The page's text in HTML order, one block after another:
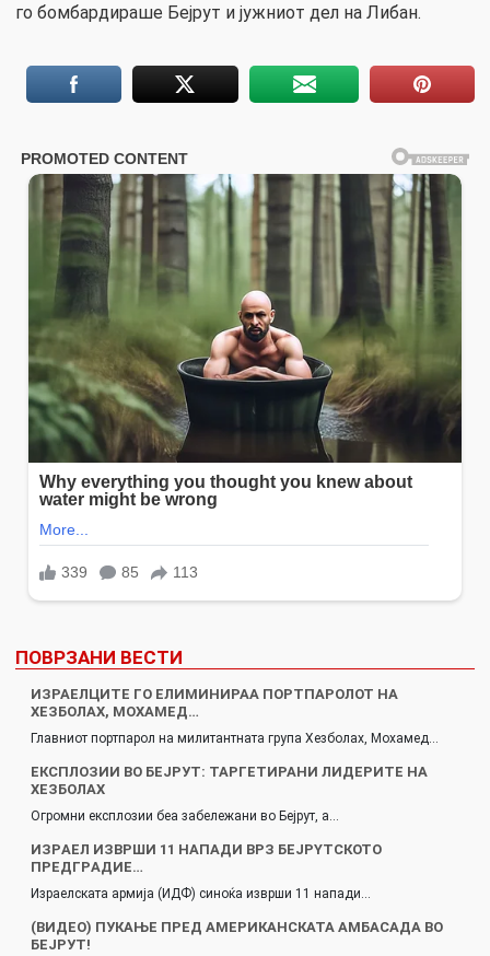
го бомбардираше Бејрут и јужниот дел на Либан.
ПОВРЗАНИ ВЕСТИ
ИЗРАЕЛЦИТЕ ГО ЕЛИМИНИРАА ПОРТПАРОЛОТ НА
ХЕЗБОЛАХ, МОХАМЕД…
Главниот портпарол на милитантната група Хезболах, Мохамед…
EКCПЛОЗИИ ВО БЕЈРУТ: ТАРГЕТИРАНИ ЛИДЕРИТЕ НА
XЕЗБОЛАX
Огромни експлозии беа забележани во Бејрут, а…
ИЗPАЕЛ ИЗВPШИ 11 НАПАДИ ВРЗ БЕЈPYТCКОТО
ПРЕДГPАДИЕ…
Израелската армија (ИДФ) синоќа изврши 11 напади…
(ВИДЕО) ПУКАЊЕ ПРЕД АМЕРИКАНСКАТА АМБАСАДА ВО
БЕЈРУТ!